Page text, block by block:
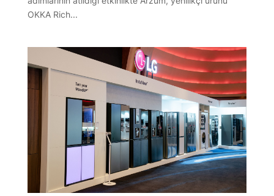
OKKA Rich...